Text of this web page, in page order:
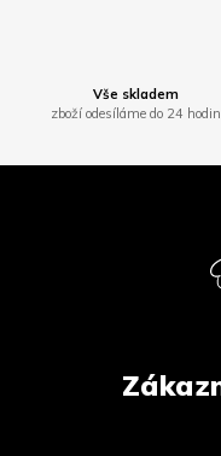
Vše skladem
zboží odesíláme do 24 hodin